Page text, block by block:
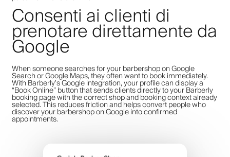
Consenti ai clienti di
prenotare direttamente da
Google
When someone searches for your barbershop on Google
Search or Google Maps, they often want to book immediately.
With Barberly’s Google integration, your profile can display a
“Book Online” button that sends clients directly to your Barberly
booking page with the correct shop and booking context already
selected. This reduces friction and helps convert people who
discover your barbershop on Google into confirmed
appointments.